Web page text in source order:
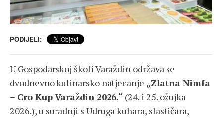
PODIJELI:
UGospodarskoj školi Varaždin održava se
dvodnevno kulinarsko natjecanje „Zlatna Nimfa
– Cro Kup Varaždin 2026.“ (24. i 25. ožujka
2026.), u suradnji s Udruga kuhara, slastičara,